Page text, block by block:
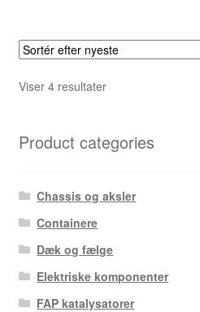
Viser 4 resultaterSorteret
Product categories
Chassis og aksler
Containere
Dæk og fælge
Elektriske komponenter
FAP katalysatorer